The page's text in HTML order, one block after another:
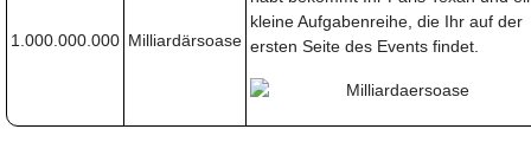
1.000.000.000 Milliardärsoase
kleine Aufgabenreihe, die Ihr auf der
ersten Seite des Events findet.